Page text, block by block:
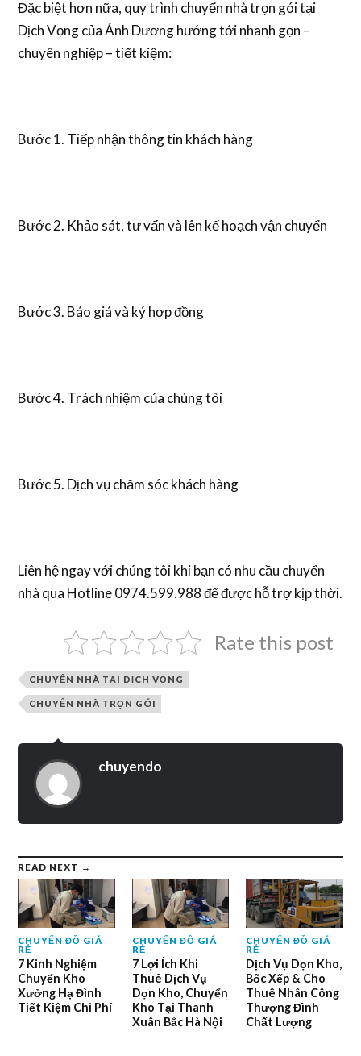
Đặc biệt hơn nữa, quy trình chuyển nhà trọn gói tại
Dịch Vọng của Ánh Dương hướng tới nhanh gọn –
chuyên nghiệp – tiết kiệm:
Bước 1. Tiếp nhận thông tin khách hàng
Bước 2. Khảo sát, tư vấn và lên kế hoạch vận chuyển
Bước 3. Báo giá và ký hợp đồng
Bước 4. Trách nhiệm của chúng tôi
Bước 5. Dịch vụ chăm sóc khách hàng
Liên hệ ngay với chúng tôi khi bạn có nhu cầu chuyển
nhà qua Hotline 0974.599.988 để được hỗ trợ kịp thời.
Rate this post
CHUYỂN NHÀ TẠI DỊCH VỌNG
CHUYỂN NHÀ TRỌN GÓI
chuyendo
READ NEXT →
CHUYỂN ĐỒ GIÁ
RẺ
7 Kinh Nghiệm
Chuyển Kho
Xưởng Hạ Đình
Tiết Kiệm Chi Phí
CHUYỂN ĐỒ GIÁ
RẺ
7 Lợi Ích Khi
Thuê Dịch Vụ
Dọn Kho, Chuyển
Kho Tại Thanh
Xuân Bắc Hà Nội
CHUYỂN ĐỒ GIÁ
RẺ
Dịch Vụ Dọn Kho,
Bốc Xếp & Cho
Thuê Nhân Công
Thượng Đình
Chất Lượng